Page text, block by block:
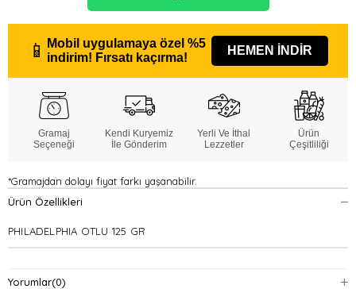
📱 Mobil uygulamaya özel %5
indirim! Fırsatı kaçırma!
HEMEN İNDİR
Gramaj
Seçeneği
Kendi Kuryemiz
İle Gönderim
Yerli Ve İthal
Lezzetler
Ürün
Çeşitliliği
*Gramajdan dolayı fiyat farkı yaşanabilir.
Ürün Özellikleri
PHILADELPHIA OTLU 125 GR
Yorumlar(0)